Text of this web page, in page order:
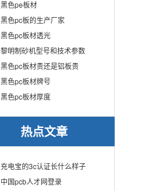
黑色pe板材
黑色pc板的生产厂家
黑色pc板材透光
黎明制砂机型号和技术参数
黑色pc板材贵还是铝板贵
黑色pc板材牌号
黑色pc板材厚度
热点文章
充电宝的3c认证长什么样子
中国pcb人才网登录